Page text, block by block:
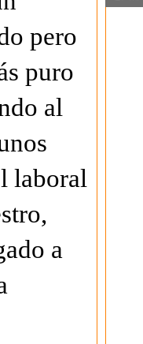
pero
puro
al
laboral
a